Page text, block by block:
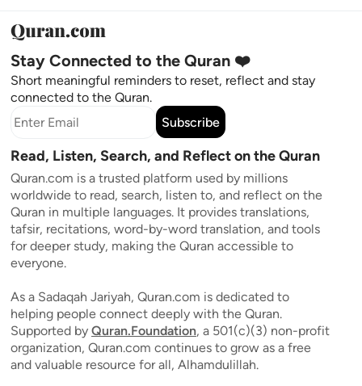
Stay Connected to the Quran ❤️
Short meaningful reminders to reset, reflect and stay
connected to the Quran.
Subscribe
Read, Listen, Search, and Reflect on the Quran
Quran.com is a trusted platform used by millions
worldwide to read, search, listen to, and reflect on the
Quran in multiple languages. It provides translations,
tafsir, recitations, word-by-word translation, and tools
for deeper study, making the Quran accessible to
everyone.
As a Sadaqah Jariyah, Quran.com is dedicated to
helping people connect deeply with the Quran.
Supported by Quran.Foundation, a 501(c)(3) non-profit
organization, Quran.com continues to grow as a free
and valuable resource for all, Alhamdulillah.